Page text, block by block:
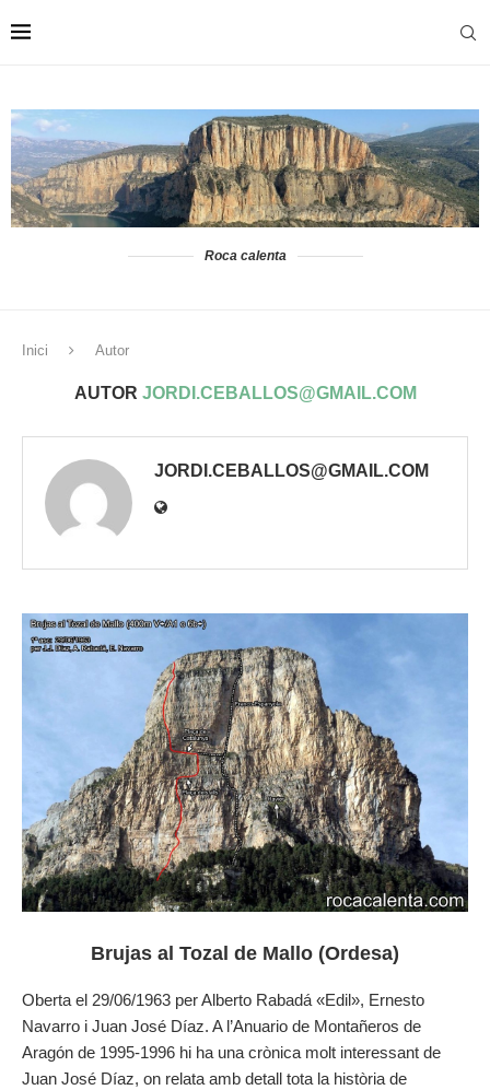
Roca calenta
Inici Autor
AUTOR JORDI.CEBALLOS@GMAIL.COM
JORDI.CEBALLOS@GMAIL.COM
Brujas al Tozal de Mallo (Ordesa)
Oberta el 29/06/1963 per Alberto Rabadá «Edil», Ernesto
Navarro i Juan José Díaz. A l’Anuario de Montañeros de
Aragón de 1995-1996 hi ha una crònica molt interessant de
Juan José Díaz, on relata amb detall tota la història de